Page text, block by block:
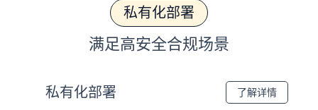
私有化部署
满足高安全合规场景
私有化部署 了解详情